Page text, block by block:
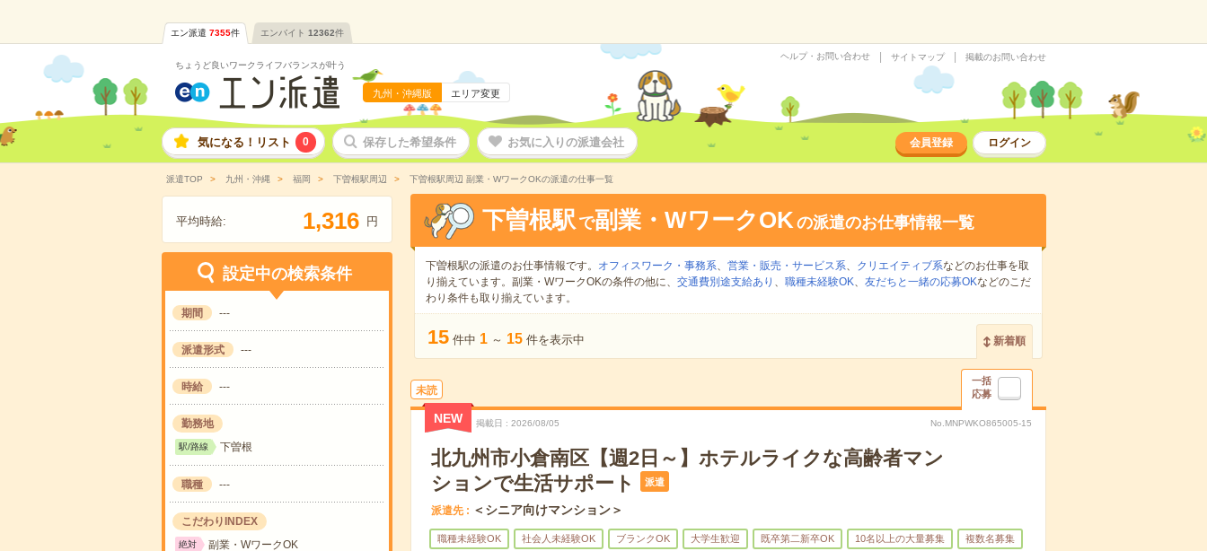
エン派遣 7355件 エンバイト 12362件
ちょうど良いワークライフバランスが叶う
九州・沖縄版 エリア変更
ヘルプ・お問い合わせ サイトマップ 掲載のお問い合わせ
気になる！リスト 0 保存した希望条件 お気に入りの派遣会社 会員登録 ログイン
派遣TOP 九州・沖縄 福岡 下曽根駅周辺 下曽根駅周辺 副業・WワークOKの派遣の仕事一覧
平均時給: 1,316 円
設定中の検索条件
期間 ---
派遣形式 ---
時給 ---
勤務地
駅/路線 下曽根
職種 ---
こだわりINDEX
絶対 副業・WワークOK
下曽根駅 で副業・WワークOKの派遣のお仕事情報一覧
下曽根駅の派遣のお仕事情報です。 オフィスワーク・事務系、 営業・販売・サービス系、 クリエイティブ系などのお仕事を取
り揃えています。副業・WワークOKの条件の他に、 交通費別途支給あり 、 職種未経験OK、 友だちと一緒の応募OKなどのこだ
わり条件も取り揃えています。
15 件中 1 ～ 15 件を表示中 新着順
未読
一括
応募
NEW 掲載日 2026/08/05 No.MNPWKO865005-15
北九州市小倉南区【週2日～】ホテルライクな高齢者マン
ションで生活サポート
派遣
派遣先 ＜シニア向けマンション＞
職種未経験OK 社会人未経験OK ブランクOK 大学生歓迎 既卒第二新卒OK 10名以上の大量募集 複数名募集